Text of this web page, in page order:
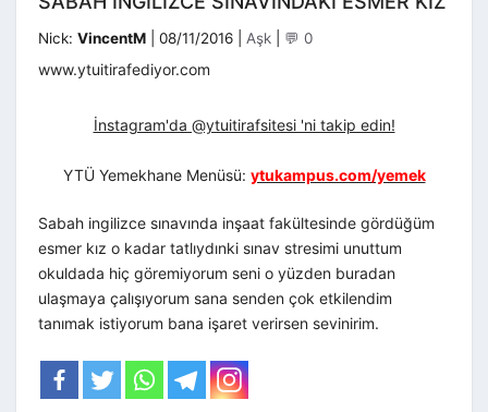
Nick: VincentM 08/11/2016 Kategoriler
Aşk 💬 0
www.ytuitirafediyor.com
İnstagram'da @ytuitirafsitesi 'ni takip edin!
YTÜ Yemekhane Menüsü: ytukampus.com/yemek
Sabah ingilizce sınavında inşaat fakültesinde gördüğüm
esmer kız o kadar tatlıydınki sınav stresimi unuttum
okuldada hiç göremiyorum seni o yüzden buradan
ulaşmaya çalışıyorum sana senden çok etkilendim
tanımak istiyorum bana işaret verirsen sevinirim.